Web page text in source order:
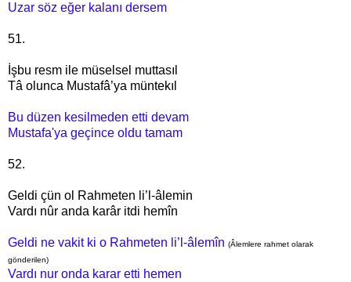
Uzar söz eğer kalanı dersem
51.
İşbu resm ile müselsel muttasıl
Tâ olunca Mustafâ’ya müntekıl
Bu düzen kesilmeden etti devam
Mustafa'ya geçince oldu tamam
52.
Geldi çün ol Rahmeten li’l-âlemin
Vardı nûr anda karâr itdi hemîn
Geldi ne vakit ki o Rahmeten li’l-âlemîn (Âlemlere rahmet olarak
gönderilen)
Vardı nur onda karar etti hemen